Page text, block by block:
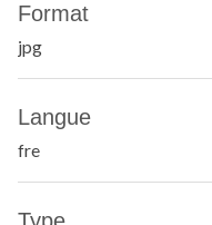
Format
jpg
Langue
fre